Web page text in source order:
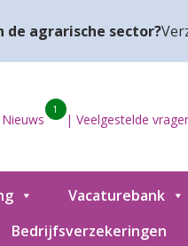
agrarische sector?
Nieuws
1
| Veelgestelde
Vacaturebank
Bedrijfsverzekeringen